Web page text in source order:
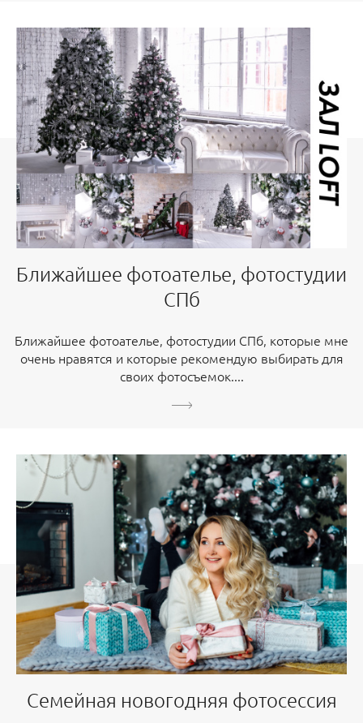
Ближайшее фотоателье, фотостудии
СПб
Ближайшее фотоателье, фотостудии СПб, которые мне
очень нравятся и которые рекомендую выбирать для
своих фотосъемок....
Семейная новогодняя фотосессия